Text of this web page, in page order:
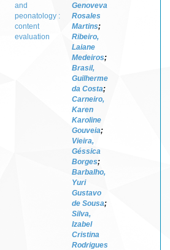
and
peonatology :
content
evaluation
Genoveva
Rosales
Martins;
Ribeiro,
Laiane
Medeiros;
Brasil,
Guilherme
da Costa;
Carneiro,
Karen
Karoline
Gouveia;
Vieira,
Géssica
Borges;
Barbalho,
Yuri
Gustavo
de Sousa;
Silva,
Izabel
Cristina
Rodrigues